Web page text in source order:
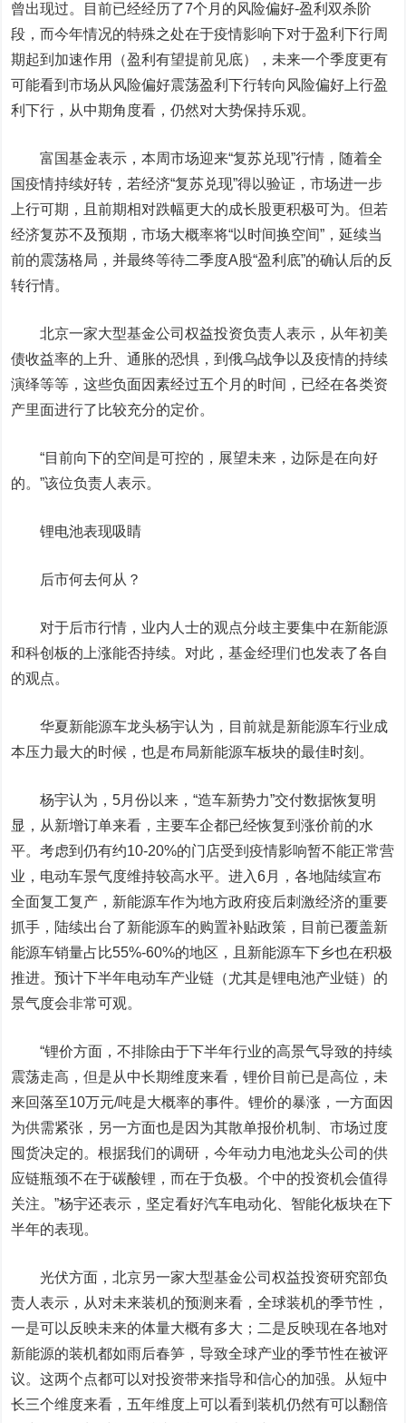
曾出现过。目前已经经历了7个月的风险偏好-盈利双杀阶
段，而今年情况的特殊之处在于疫情影响下对于盈利下行周
期起到加速作用（盈利有望提前见底），未来一个季度更有
可能看到市场从风险偏好震荡盈利下行转向风险偏好上行盈
利下行，从中期角度看，仍然对大势保持乐观。
富国基金表示，本周市场迎来“复苏兑现”行情，随着全
国疫情持续好转，若经济“复苏兑现”得以验证，市场进一步
上行可期，且前期相对跌幅更大的成长股更积极可为。但若
经济复苏不及预期，市场大概率将“以时间换空间”，延续当
前的震荡格局，并最终等待二季度A股“盈利底”的确认后的反
转行情。
北京一家大型基金公司权益投资负责人表示，从年初美
债收益率的上升、通胀的恐惧，到俄乌战争以及疫情的持续
演绎等等，这些负面因素经过五个月的时间，已经在各类资
产里面进行了比较充分的定价。
“目前向下的空间是可控的，展望未来，边际是在向好
的。”该位负责人表示。
锂电池表现吸睛
后市何去何从？
对于后市行情，业内人士的观点分歧主要集中在新能源
和科创板的上涨能否持续。对此，基金经理们也发表了各自
的观点。
华夏新能源车龙头杨宇认为，目前就是新能源车行业成
本压力最大的时候，也是布局新能源车板块的最佳时刻。
杨宇认为，5月份以来，“造车新势力”交付数据恢复明
显，从新增订单来看，主要车企都已经恢复到涨价前的水
平。考虑到仍有约10-20%的门店受到疫情影响暂不能正常营
业，电动车景气度维持较高水平。进入6月，各地陆续宣布
全面复工复产，新能源车作为地方政府疫后刺激经济的重要
抓手，陆续出台了新能源车的购置补贴政策，目前已覆盖新
能源车销量占比55%-60%的地区，且新能源车下乡也在积极
推进。预计下半年电动车产业链（尤其是锂电池产业链）的
景气度会非常可观。
“锂价方面，不排除由于下半年行业的高景气导致的持续
震荡走高，但是从中长期维度来看，锂价目前已是高位，未
来回落至10万元/吨是大概率的事件。锂价的暴涨，一方面因
为供需紧张，另一方面也是因为其散单报价机制、市场过度
囤货决定的。根据我们的调研，今年动力电池龙头公司的供
应链瓶颈不在于碳酸锂，而在于负极。个中的投资机会值得
关注。”杨宇还表示，坚定看好汽车电动化、智能化板块在下
半年的表现。
光伏方面，北京另一家大型基金公司权益投资研究部负
责人表示，从对未来装机的预测来看，全球装机的季节性，
一是可以反映未来的体量大概有多大；二是反映现在各地对
新能源的装机都如雨后春笋，导致全球产业的季节性在被评
议。这两个点都可以对投资带来指导和信心的加强。从短中
长三个维度来看，五年维度上可以看到装机仍然有可以翻倍